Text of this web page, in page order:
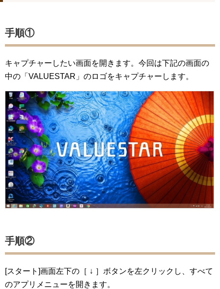
手順①
キャプチャーしたい画面を開きます。今回は下記の画面の
中の「VALUESTAR」のロゴをキャプチャーします。
手順②
[スタート]画面左下の［ ↓ ］ボタンを左クリックし、すべて
のアプリメニューを開きます。